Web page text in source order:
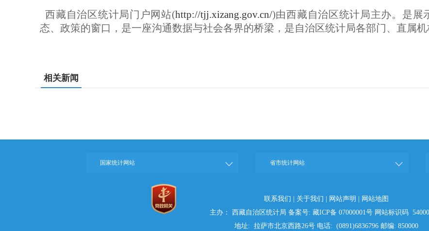
西藏自治区统计局门户网站(http://tjj.xizang.gov.cn/)由西藏自治区统计局主办。是展
态、政策的窗口，是一座沟通数据与社会各界的桥梁，是自治区统计局各部门、直属机
相关新闻
国家统计网站 省市统计网站
联系我们 关于我们 网站声明
网站地图
主办： 西藏自治区统计局 备案号: 藏ICP备 07000001号 网站标识码
地址: 拉萨市北京西路26号 电话: (0891)6836796 邮编: 850000